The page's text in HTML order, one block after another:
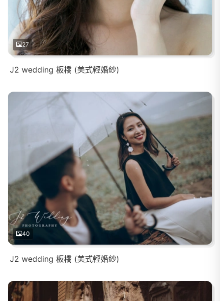
27
J2 wedding 板橋 (美式輕婚紗)
40
J2 wedding 板橋 (美式輕婚紗)